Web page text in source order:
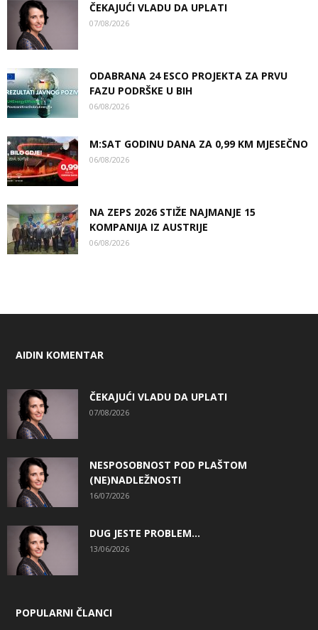
ČEKAJUĆI VLADU DA UPLATI
07/08/2026
ODABRANA 24 ESCO PROJEKTA ZA PRVU
FAZU PODRŠKE U BIH
06/08/2026
M:SAT GODINU DANA ZA 0,99 KM MJESEČNO
06/08/2026
NA ZEPS 2026 STIŽE NAJMANJE 15
KOMPANIJA IZ AUSTRIJE
06/08/2026
AIDIN KOMENTAR
ČEKAJUĆI VLADU DA UPLATI
07/08/2026
NESPOSOBNOST POD PLAŠTOM
(NE)NADLEŽNOSTI
16/07/2026
DUG JESTE PROBLEM…
13/06/2026
POPULARNI ČLANCI